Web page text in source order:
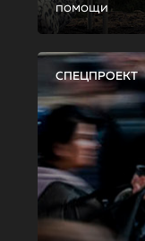
помощи
СПЕЦПРОЕКТ